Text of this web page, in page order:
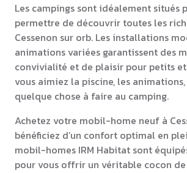
Les campings sont idéalement situés
permettre de découvrir toutes les
Cessenon sur orb. Les installations
animations variées garantissent des
convivialité et de plaisir pour petits et
vous aimiez la piscine, les
quelque chose à faire au camping.
Achetez votre mobil-home neuf à
bénéficiez d’un confort optimal en
mobil-homes IRM Habitat sont
pour vous offrir un véritable cocon